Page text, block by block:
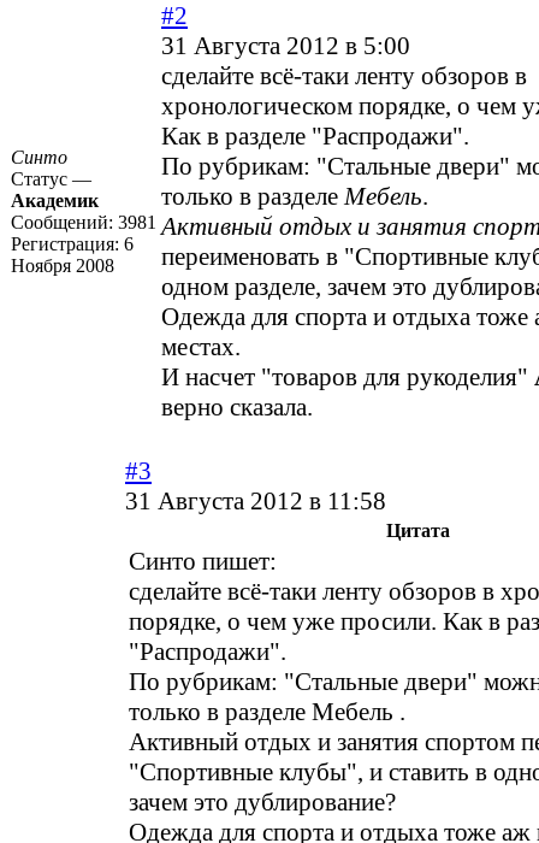
Синто
Статус —
Академик
Сообщений: 3981
Регистрация: 6
Ноября 2008
#2
31 Августа 2012 в 5:00
сделайте всё-таки ленту обзоров в
хронологическом порядке, о чем
Как в разделе "Распродажи".
По рубрикам: "Стальные двери"
только в разделеМебель.
Активный отдых и занятия
переименовать в "Спортивные
одном разделе, зачем это
Одежда для спорта и отдыха тоже
местах.
И насчет "товаров для рукоделия"
верно сказала.
#3
31 Августа 2012 в 11:58
Цитата
Синто пишет:
сделайте всё-таки ленту обзоров в
порядке, о чем уже просили. Как в
"Распродажи".
По рубрикам: "Стальные двери"
только в разделе Мебель .
Активный отдых и занятия спортом
"Спортивные клубы", и ставить в
зачем это дублирование?
Одежда для спорта и отдыха тоже аж